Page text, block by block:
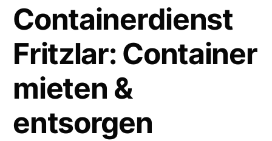
Containerdienst
Fritzlar: Container
mieten &
entsorgen